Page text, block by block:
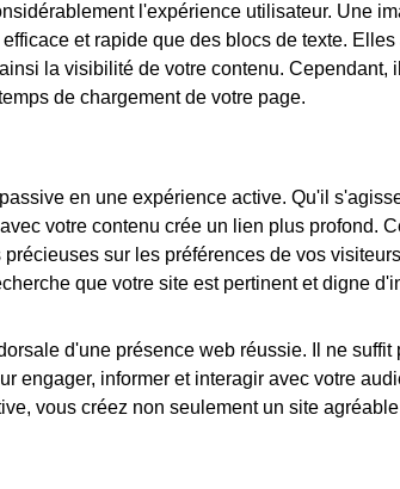
l'expérience utilisateur. Une
et rapide que des blocs de texte.
la visibilité de votre contenu.
de chargement de votre page.
en une expérience active. Qu'il
votre contenu crée un lien plus profond.
sur les préférences de vos
que votre site est pertinent et digne
d'une présence web réussie. Il ne
engager, informer et interagir avec votre
vous créez non seulement un site